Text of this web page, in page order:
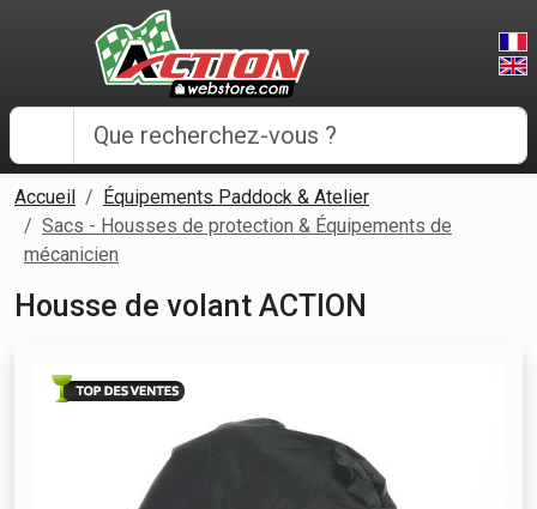
Panneau de gestion des cookies
Accueil
Équipements Paddock & Atelier
Sacs - Housses de protection & Équipements de
mécanicien
Housse de volant ACTION